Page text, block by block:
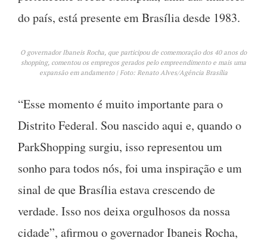
do país, está presente em Brasília desde 1983.
O governador Ibaneis Rocha, que participou de comemoração dos 40 anos do
shopping, comentou os empregos gerados pelo empreendimento e mais uma
expansão em andamento | Foto: Renato Alves/Agência Brasília
“Esse momento é muito importante para o
Distrito Federal. Sou nascido aqui e, quando o
ParkShopping surgiu, isso representou um
sonho para todos nós, foi uma inspiração e um
sinal de que Brasília estava crescendo de
verdade. Isso nos deixa orgulhosos da nossa
cidade”, afirmou o governador Ibaneis Rocha,